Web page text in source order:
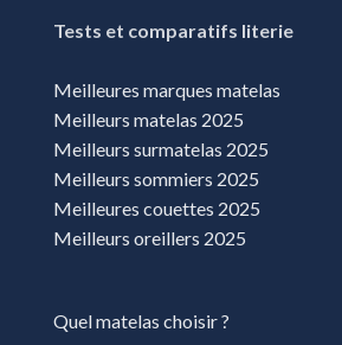
Tests et comparatifs literie
Meilleures marques matelas
Meilleurs matelas 2025
Meilleurs surmatelas 2025
Meilleurs sommiers 2025
Meilleures couettes 2025
Meilleurs oreillers 2025
Quel matelas choisir ?